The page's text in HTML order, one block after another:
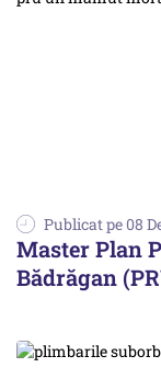
Publicat pe 08
Master Plan
Bădrăgan